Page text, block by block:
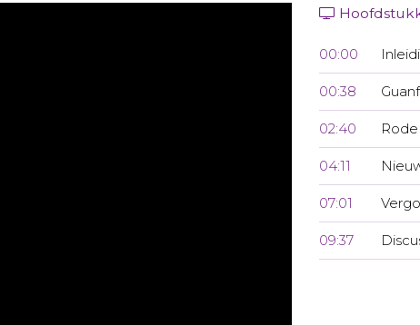
00:00
00:38
02:40
04:11
07:01
09:37